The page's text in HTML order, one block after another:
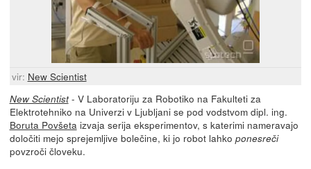
vir: New Scientist
New Scientist- V Laboratoriju za Robotiko na Fakulteti za
Elektrotehniko na Univerzi v Ljubljani se pod vodstvom dipl. ing.
Boruta Povšeta izvaja serija eksperimentov, s katerimi nameravajo
določiti mejo sprejemljive bolečine, ki jo robot lahko ponesreči
povzroči človeku.